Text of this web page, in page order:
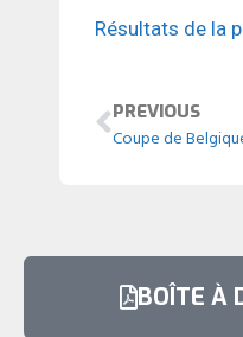
Résultats de la
PREVIOUS
Coupe de
BOÎTE À